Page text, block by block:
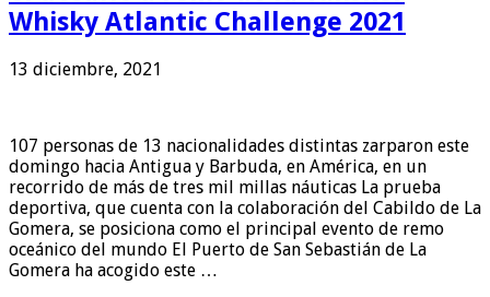
Whisky Atlantic Challenge 2021
13 diciembre, 2021
107 personas de 13 nacionalidades distintas zarparon este
domingo hacia Antigua y Barbuda, en América, en un
recorrido de más de tres mil millas náuticas La prueba
deportiva, que cuenta con la colaboración del Cabildo de La
Gomera, se posiciona como el principal evento de remo
oceánico del mundo El Puerto de San Sebastián de La
Gomera ha acogido este …